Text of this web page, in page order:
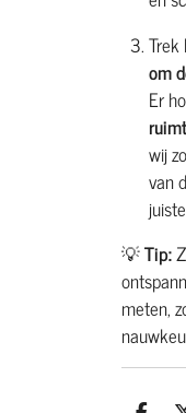
om
Er
wij
van
💡Tip:
meten,